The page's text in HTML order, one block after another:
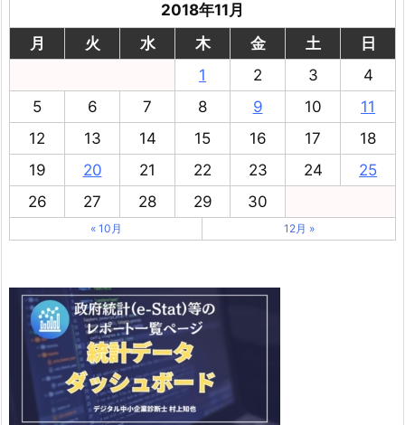
2018年11月
月
火 水 木 金 土
日
1
2 3
4
5
6 7 8 9 10
11
12
13 14 15 16 17
18
19
20 21 22 23 24
25
26
27 28 29 30
« 10月 12月 »